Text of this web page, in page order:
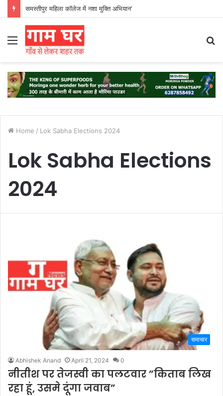
हड़ताली सफाईकर्मियों ने नगर निगम का घेराव किया’
Menu
Home / Lok Sabha Elections 2024
Lok Sabha Elections
2024
समाचार
Abhishek Anand April 21, 2024 0
नीतीश पर तेजस्वी का पलटवार ”किताब लिख
रहा हूं, उसमे दूंगा जवाब”